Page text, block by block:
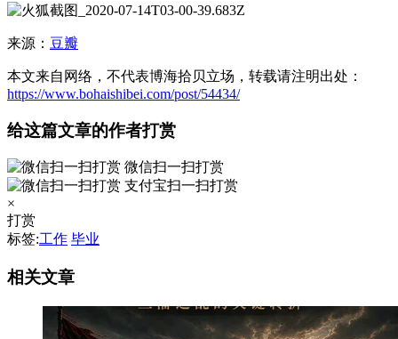
来源： 豆瓣
本文来自网络，不代表博海拾贝立场，转载请注明出处：
https://www.bohaishibei.com/post/54434/
给这篇文章的作者打赏
微信扫一扫打赏
支付宝扫一扫打赏
×
打赏
标签:工作 毕业
相关文章